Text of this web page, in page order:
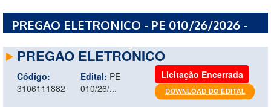
PREGAO ELETRONICO - PE 010/26/2026 -
PREGAO ELETRONICO
Código:
3106111882
Edital: PE
010/26/...
Licitação Encerrada